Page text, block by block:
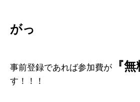
がっ
事前登録であれば参加費が 『無
す！！！